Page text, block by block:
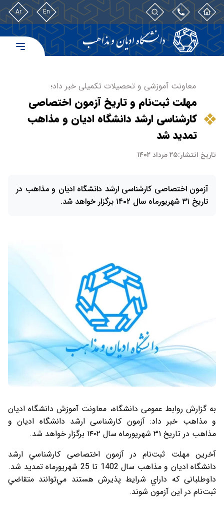
En
Ar
معاونت آموزشی و تحصیلات تکمیلی خبر داد؛
مهلت ثبت‌نام و تاریخ آزمون اختصاصی
کارشناسی ارشد دانشگاه ادیان و مذاهب
تمدید شد
تاریخ انتشار:۲۵ مرداد ۱۴۰۲
آزمون اختصاصی کارشناسی ارشد دانشگاه ادیان و مذاهب در
تاریخ ۳۱ شهریورماه سال ۱۴۰۲ برگزار خواهد شد.
به گزارش روابط عمومی دانشگاه، معاونت آموزش دانشگاه ادیان
و مذاهب خبر داد: آزمون کارشناسی ارشد دانشگاه ادیان و
مذاهب در تاریخ ۳۱ شهریورماه سال ۱۴۰۲ برگزار خواهد شد.
آخرین مهلت ثبت‌نام در آزمون اختصاصی كارشناسي ارشد
دانشگاه ادیان و مذاهب سال 1402 تا 25 شهریورماه تمدید شد.
داوطلبانی كه داراي شرايط پذیرش هستند مي‌توانند متقاضي
ثبت‌نام در اين آزمون شوند.